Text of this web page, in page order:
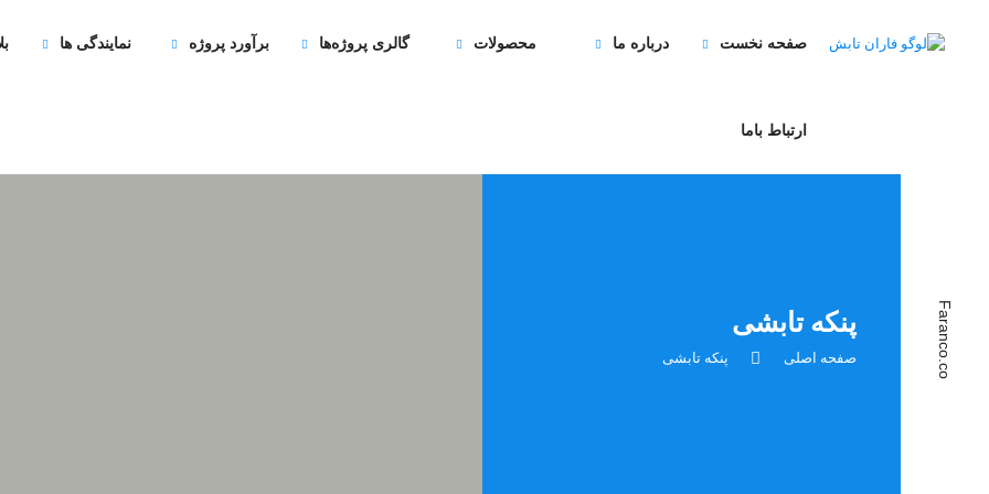
صفحه نخست درباره ما محصولات گالری پروژه‌ها برآورد پروژه نمایندگی ها
ارتباط باما
Faranco.co پنکه تابشی
صفحه اصلی پنکه تابشی